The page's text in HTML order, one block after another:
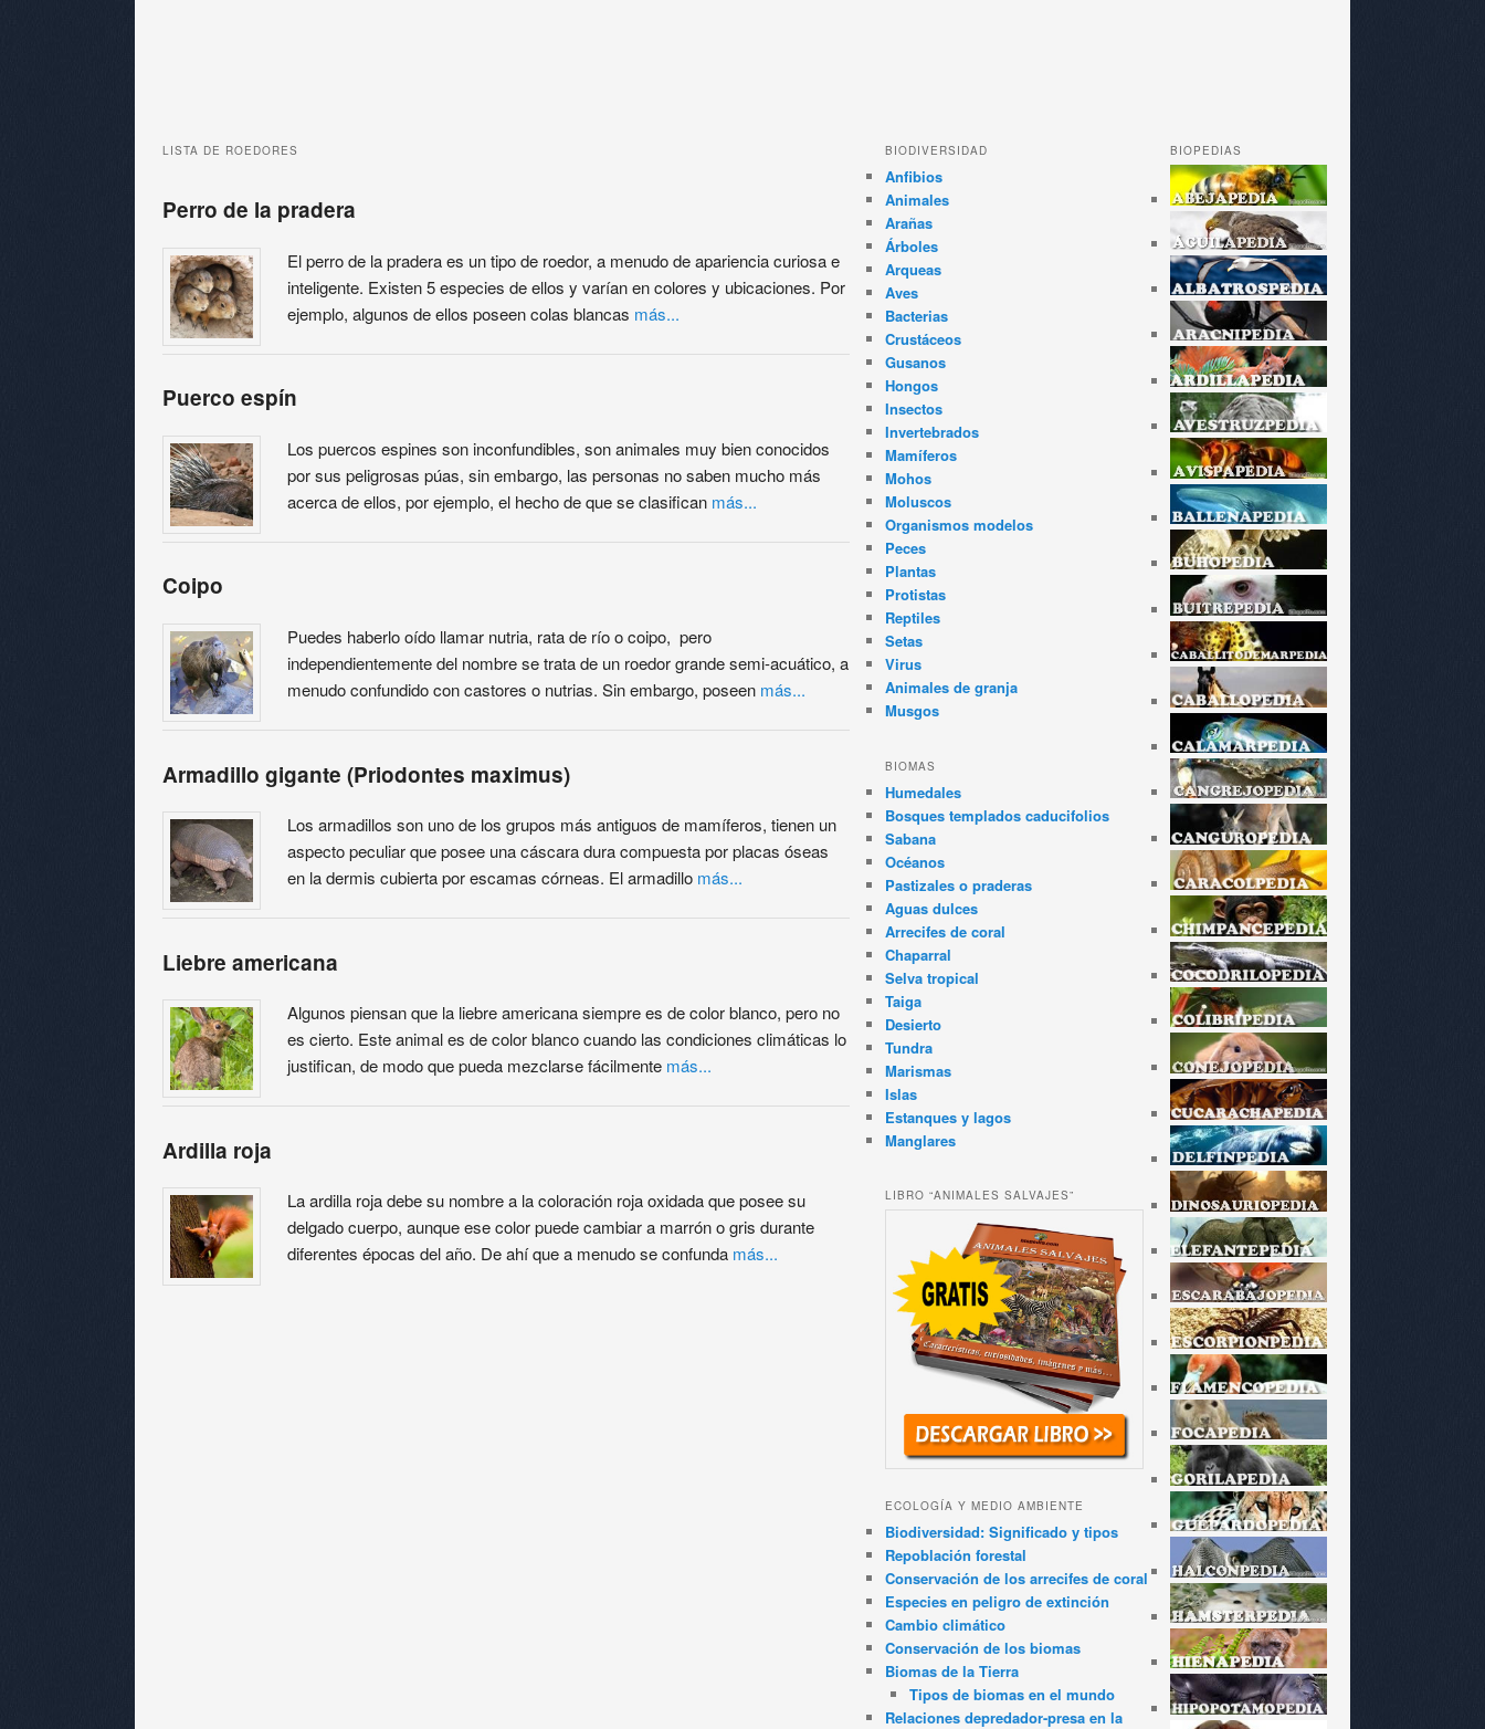
LISTA DE ROEDORES
Perro de la pradera
El perro de la pradera es un tipo de roedor, a menudo de apariencia curiosa e
inteligente. Existen 5 especies de ellos y varían en colores y ubicaciones. Por
ejemplo, algunos de ellos poseen colas blancas más...
Puerco espín
Los puercos espines son inconfundibles, son animales muy bien conocidos
por sus peligrosas púas, sin embargo, las personas no saben mucho más
acerca de ellos, por ejemplo, el hecho de que se clasifican más...
Coipo
Puedes haberlo oído llamar nutria, rata de río o coipo, pero
independientemente del nombre se trata de un roedor grande semi-acuático, a
menudo confundido con castores o nutrias. Sin embargo, poseen más...
Armadillo gigante (Priodontes maximus)
Los armadillos son uno de los grupos más antiguos de mamíferos, tienen un
aspecto peculiar que posee una cáscara dura compuesta por placas óseas
en la dermis cubierta por escamas córneas. El armadillo más...
Liebre americana
Algunos piensan que la liebre americana siempre es de color blanco, pero no
es cierto. Este animal es de color blanco cuando las condiciones climáticas lo
justifican, de modo que pueda mezclarse fácilmente más...
Ardilla roja
La ardilla roja debe su nombre a la coloración roja oxidada que posee su
delgado cuerpo, aunque ese color puede cambiar a marrón o gris durante
diferentes épocas del año. De ahí que a menudo se confunda más...
BIOPEDIAS
BIODIVERSIDAD
Anfibios
Animales
Arañas
Árboles
Arqueas
Aves
Bacterias
Crustáceos
Gusanos
Hongos
Insectos
Invertebrados
Mamíferos
Mohos
Moluscos
Organismos modelos
Peces
Plantas
Protistas
Reptiles
Setas
Virus
Animales de granja
Musgos
BIOMAS
Humedales
Bosques templados caducifolios
Sabana
Océanos
Pastizales o praderas
Aguas dulces
Arrecifes de coral
Chaparral
Selva tropical
Taiga
Desierto
Tundra
Marismas
Islas
Estanques y lagos
Manglares
LIBRO “ANIMALES SALVAJES”
ECOLOGÍA Y MEDIO AMBIENTE
Biodiversidad: Significado y tipos
Repoblación forestal
Conservación de los arrecifes de coral
Especies en peligro de extinción
Cambio climático
Conservación de los biomas
Biomas de la Tierra
Tipos de biomas en el mundo
Relaciones depredador-presa en la